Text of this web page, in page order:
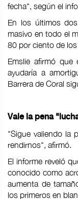
fecha", según el
En los últimos
masivo en todo el
80 por ciento de
Emslie afirmó
ayudaría a
Barrera de Coral
Vale la pena
"Sigue valiendo la
rendirnos", afirmó.
El informe reveló
conocido como
aumenta de
los primeros en